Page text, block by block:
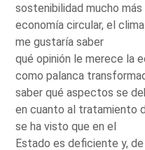
sostenibilidad mucho
economía circular, el
me gustaría saber
qué opinión le merece la
como palanca
saber qué aspectos se
en cuanto al tratamiento
se ha visto que en el
Estado es deficiente y,